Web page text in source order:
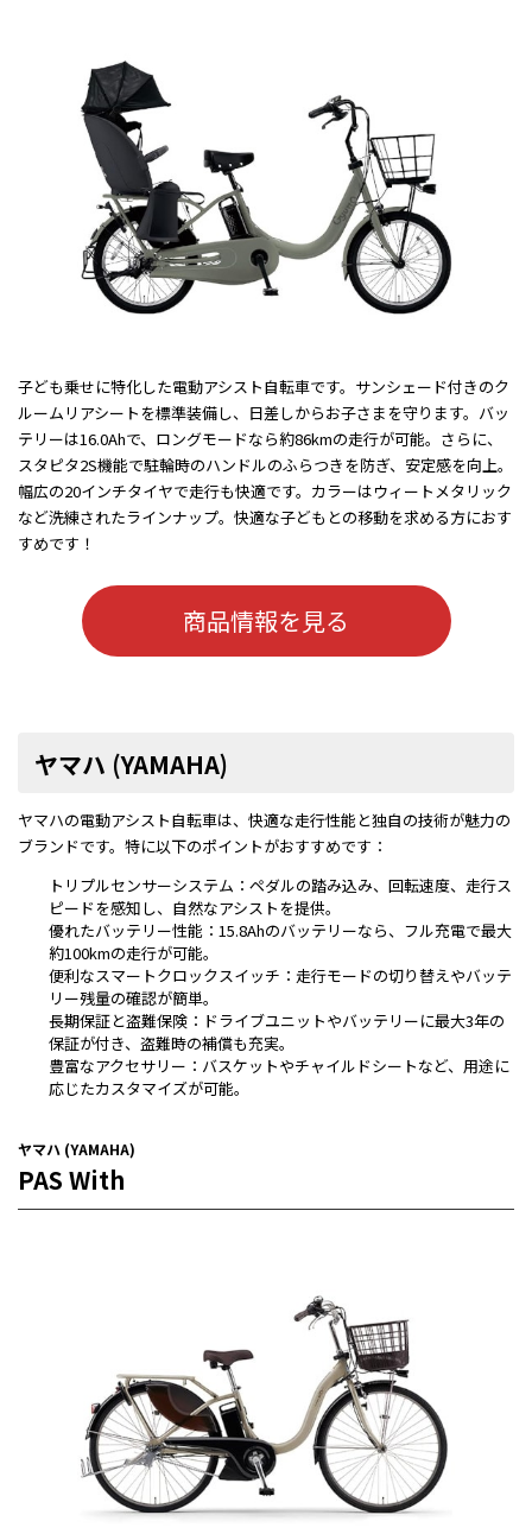
子ども乗せに特化した電動アシスト自転車です。サンシェード付きのク
ルームリアシートを標準装備し、日差しからお子さまを守ります。バッ
テリーは16.0Ahで、ロングモードなら約86kmの走行が可能。さらに、
スタピタ2S機能で駐輪時のハンドルのふらつきを防ぎ、安定感を向上。
幅広の20インチタイヤで走行も快適です。カラーはウィートメタリック
など洗練されたラインナップ。快適な子どもとの移動を求める方におす
すめです！
商品情報を見る
ヤマハ (YAMAHA)
ヤマハの電動アシスト自転車は、快適な走行性能と独自の技術が魅力の
ブランドです。特に以下のポイントがおすすめです：
トリプルセンサーシステム：ペダルの踏み込み、回転速度、走行ス
ピードを感知し、自然なアシストを提供。
優れたバッテリー性能：15.8Ahのバッテリーなら、フル充電で最大
約100kmの走行が可能。
便利なスマートクロックスイッチ：走行モードの切り替えやバッテ
リー残量の確認が簡単。
長期保証と盗難保険：ドライブユニットやバッテリーに最大3年の
保証が付き、盗難時の補償も充実。
豊富なアクセサリー：バスケットやチャイルドシートなど、用途に
応じたカスタマイズが可能。
ヤマハ (YAMAHA)
PAS With